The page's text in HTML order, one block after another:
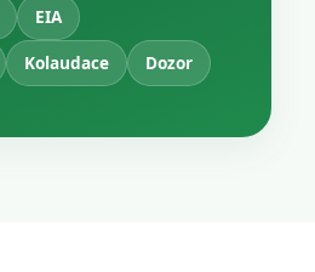
EIA
Kolaudace Dozor